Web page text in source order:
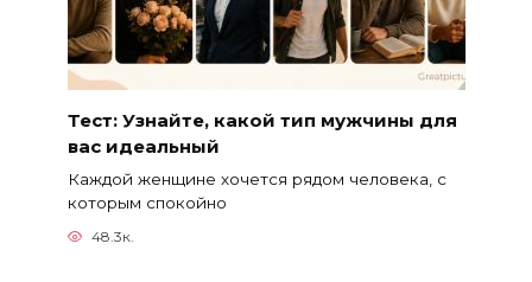
Тест: Узнайте, какой тип мужчины для
вас идеальный
Каждой женщине хочется рядом человека, с
которым спокойно
48.3к.